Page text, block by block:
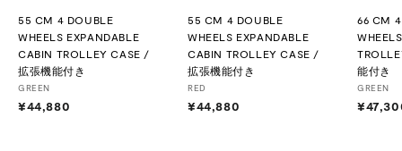
55 CM 4 DOUBLE
WHEELS EXPANDABLE
CABIN TROLLEY CASE /
拡張機能付き
GREEN
¥44,880
55 CM 4 DOUBLE
WHEELS EXPANDABLE
CABIN TROLLEY CASE /
拡張機能付き
RED
¥44,880
66 CM
能付き
GREEN